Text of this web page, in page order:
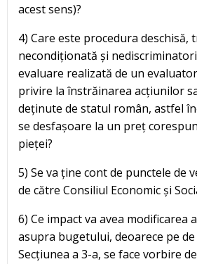
acest sens)?
4) Care este procedura deschisă,
necondiționată și
evaluare realizată de un
privire la înstrăinarea acțiunilor
deținute de statul român, astfel
se desfașoare la un preț
pieței?
5) Se va ține cont de punctele de
de către Consiliul Economic și
6) Ce impact va avea modificarea
asupra bugetului, deoarece pe
Secțiunea a 3-a, se face vorbire